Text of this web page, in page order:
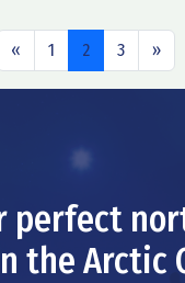
« 1 2 3 »
perfect
the Arctic